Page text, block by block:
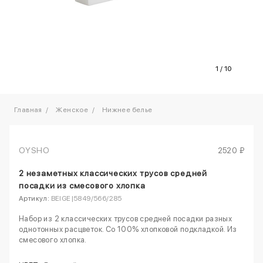
1 / 10
Главная Женское Нижнее белье
OYSHO 2520 ₽
2 незаметных классических трусов средней
посадки из смесового хлопка
Артикул: BEIGE|5849/566/285
Набор из 2 классических трусов средней посадки разных
однотонных расцветок. Со 100% хлопковой подкладкой. Из
смесового хлопка.